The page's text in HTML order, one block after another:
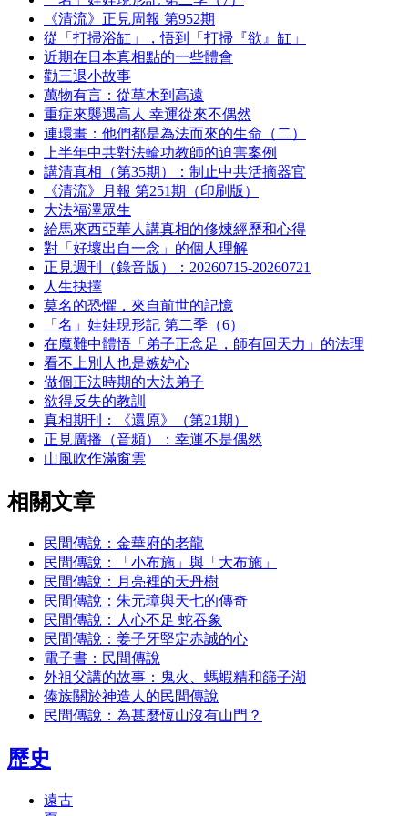
《清流》正見周報 第952期
從「打掃浴缸」，悟到「打掃『欲』缸」
近期在日本真相點的一些體會
勸三退小故事
萬物有言：從草木到高遠
重症來襲遇高人 幸運從來不偶然
連環畫：他們都是為法而來的生命（二）
上半年中共對法輪功教師的迫害案例
講清真相（第35期）：制止中共活摘器官
《清流》月報 第251期（印刷版）
大法福澤眾生
給馬來西亞華人講真相的修煉經歷和心得
對「好壞出自一念」的個人理解
正見週刊（錄音版）：20260715-20260721
人生抉擇
莫名的恐懼，來自前世的記憶
「名」娃娃現形記 第二季（6）
在魔難中體悟「弟子正念足，師有回天力」的法理
看不上別人也是嫉妒心
做個正法時期的大法弟子
欲得反失的教訓
真相期刊：《還原》（第21期）
正見廣播（音頻）：幸運不是偶然
山風吹作滿窗雲
相關文章
民間傳說：金華府的老龍
民間傳說：「小布施」與「大布施」
民間傳說：月亮裡的天丹樹
民間傳說：朱元璋與天七的傳奇
民間傳說：人心不足 蛇吞象
民間傳說：姜子牙堅定赤誠的心
電子書：民間傳說
外祖父講的故事：鬼火、螞蝦精和篩子湖
傣族關於神造人的民間傳說
民間傳說：為甚麼恆山沒有山門？
歷史
遠古